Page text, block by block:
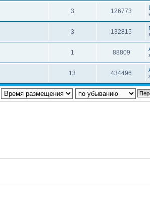
3 126773
3 132815
1 88809
13 434496